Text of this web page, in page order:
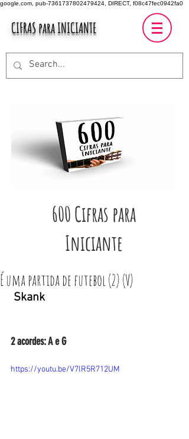
google.com, pub-7361737802479424, DIRECT, f08c47fec0942fa0
CIFRAS para INICIANTE
600 Cifras para
Iniciante
É uma partida de futebol (2) (V)
2 acordes: A e G
https://youtu.be/V7lR5R712UM